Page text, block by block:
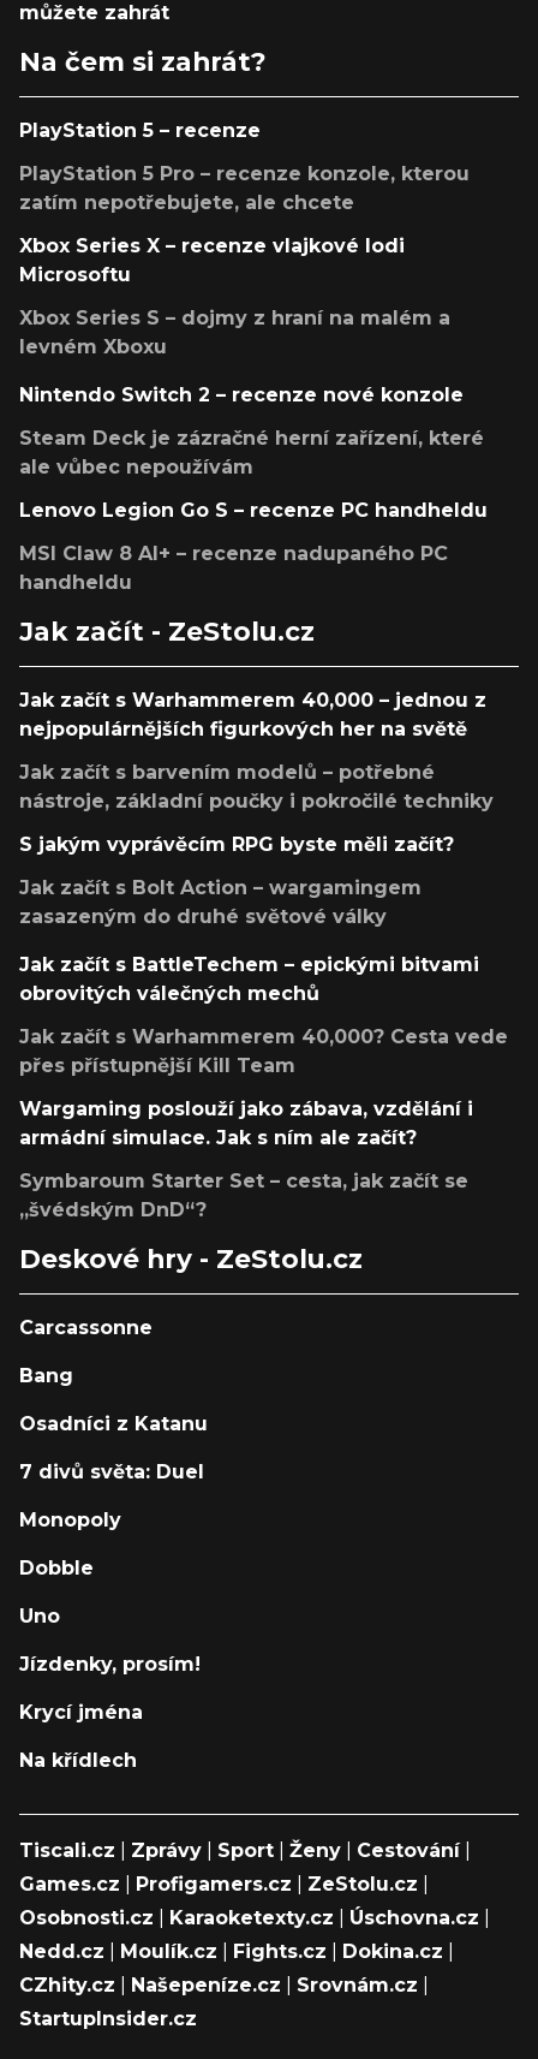
můžete zahrát
Na čem si zahrát?
PlayStation 5 – recenze
PlayStation 5 Pro – recenze konzole, kterou
zatím nepotřebujete, ale chcete
Xbox Series X – recenze vlajkové lodi
Microsoftu
Xbox Series S – dojmy z hraní na malém a
levném Xboxu
Nintendo Switch 2 – recenze nové konzole
Steam Deck je zázračné herní zařízení, které
ale vůbec nepoužívám
Lenovo Legion Go S – recenze PC handheldu
MSI Claw 8 AI+ – recenze nadupaného PC
handheldu
Jak začít - ZeStolu.cz
Jak začít s Warhammerem 40,000 – jednou z
nejpopulárnějších figurkových her na světě
Jak začít s barvením modelů – potřebné
nástroje, základní poučky i pokročilé techniky
S jakým vyprávěcím RPG byste měli začít?
Jak začít s Bolt Action – wargamingem
zasazeným do druhé světové války
Jak začít s BattleTechem – epickými bitvami
obrovitých válečných mechů
Jak začít s Warhammerem 40,000? Cesta vede
přes přístupnější Kill Team
Wargaming poslouží jako zábava, vzdělání i
armádní simulace. Jak s ním ale začít?
Symbaroum Starter Set – cesta, jak začít se
„švédským DnD“?
Deskové hry - ZeStolu.cz
Carcassonne
Bang
Osadníci z Katanu
7 divů světa: Duel
Monopoly
Dobble
Uno
Jízdenky, prosím!
Krycí jména
Na křídlech
Tiscali.cz Zprávy Sport Ženy Cestování|
Games.cz
Profigamers.cz ZeStolu.cz
Osobnosti.cz
Karaoketexty.cz Úschovna.cz
Nedd.cz
Moulík.cz Fights.cz Dokina.cz
CZhity.cz
Našepeníze.cz Srovnám.cz
StartupInsider.cz